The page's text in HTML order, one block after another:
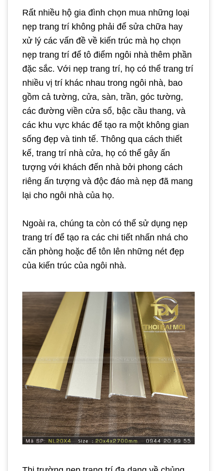
Rất nhiều hộ gia đình chọn mua những loại
nẹp trang trí không phải để sửa chữa hay
xử lý các vấn đề về kiến trúc mà họ chọn
nẹp trang trí để tô điểm ngôi nhà thêm phần
đặc sắc. Với nẹp trang trí, họ có thể trang trí
nhiều vị trí khác nhau trong ngôi nhà, bao
gồm cả tường, cửa, sàn, trần, góc tường,
các đường viền cửa sổ, bậc cầu thang, và
các khu vực khác để tạo ra một không gian
sống đẹp và tinh tế. Thông qua cách thiết
kế, trang trí nhà cửa, họ có thể gây ấn
tượng với khách đến nhà bởi phong cách
riêng ấn tượng và độc đáo mà nẹp đã mang
lại cho ngôi nhà của họ.
Ngoài ra, chúng ta còn có thể sử dụng nẹp
trang trí để tạo ra các chi tiết nhấn nhá cho
căn phòng hoặc để tôn lên những nét đẹp
của kiến trúc của ngôi nhà.